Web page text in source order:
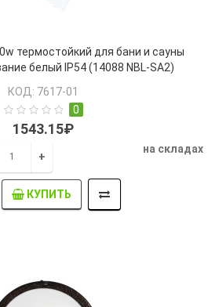
термостойкий для бани и сауны
белый IP54 (14088 NBL-SA2)
КОД: 7617-01
0
1543.15₽
+
на складах
КУПИТЬ